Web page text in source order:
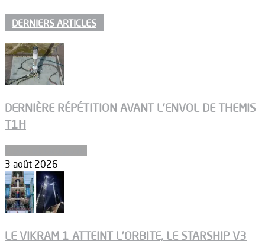
DERNIERS ARTICLES
DERNIÈRE RÉPÉTITION AVANT L’ENVOL DE THEMIS
T1H
3 août 2026
LE VIKRAM 1 ATTEINT L’ORBITE, LE STARSHIP V3